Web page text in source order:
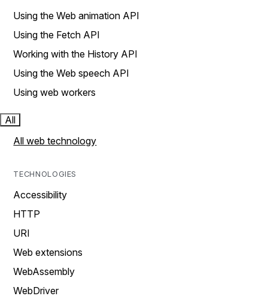
Using the Web animation API
Using the Fetch API
Working with the History API
Using the Web speech API
Using web workers
All
All web technology
TECHNOLOGIES
Accessibility
HTTP
URI
Web extensions
WebAssembly
WebDriver